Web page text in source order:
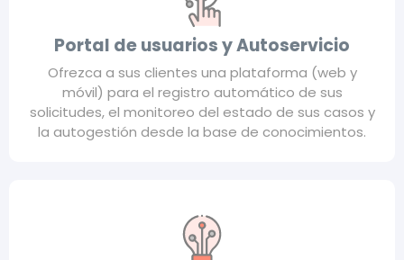
Portal de usuarios y Autoservicio
Ofrezca a sus clientes una plataforma (web y
móvil) para el registro automático de sus
solicitudes, el monitoreo del estado de sus casos y
la autogestión desde la base de conocimientos.